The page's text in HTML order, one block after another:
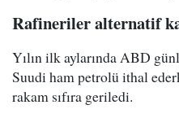
Rafineriler alternatif
Yılın ilk aylarında ABD
Suudi ham petrolü ithal
rakam sıfıra geriledi.